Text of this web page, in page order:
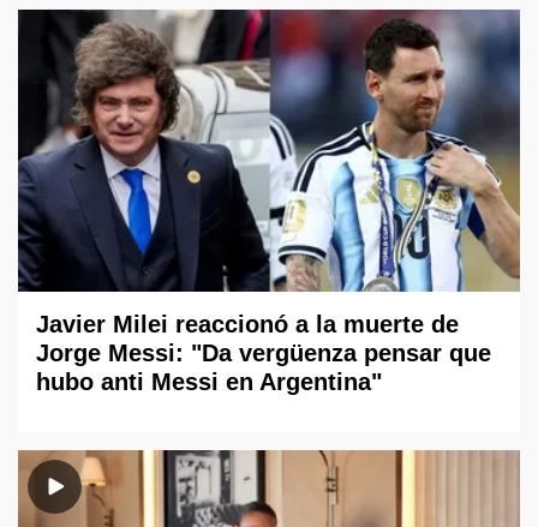
Javier Milei reaccionó a la muerte de
Jorge Messi: "Da vergüenza pensar que
hubo anti Messi en Argentina"